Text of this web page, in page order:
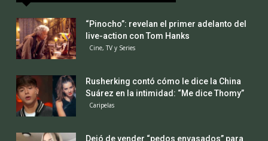
“Pinocho”: revelan el primer adelanto del
live-action con Tom Hanks
Cine, TV y Series
Rusherking contó cómo le dice la China
Suárez en la intimidad: “Me dice Thomy”
Caripelas
Dejó de vender “pedos envasados” para